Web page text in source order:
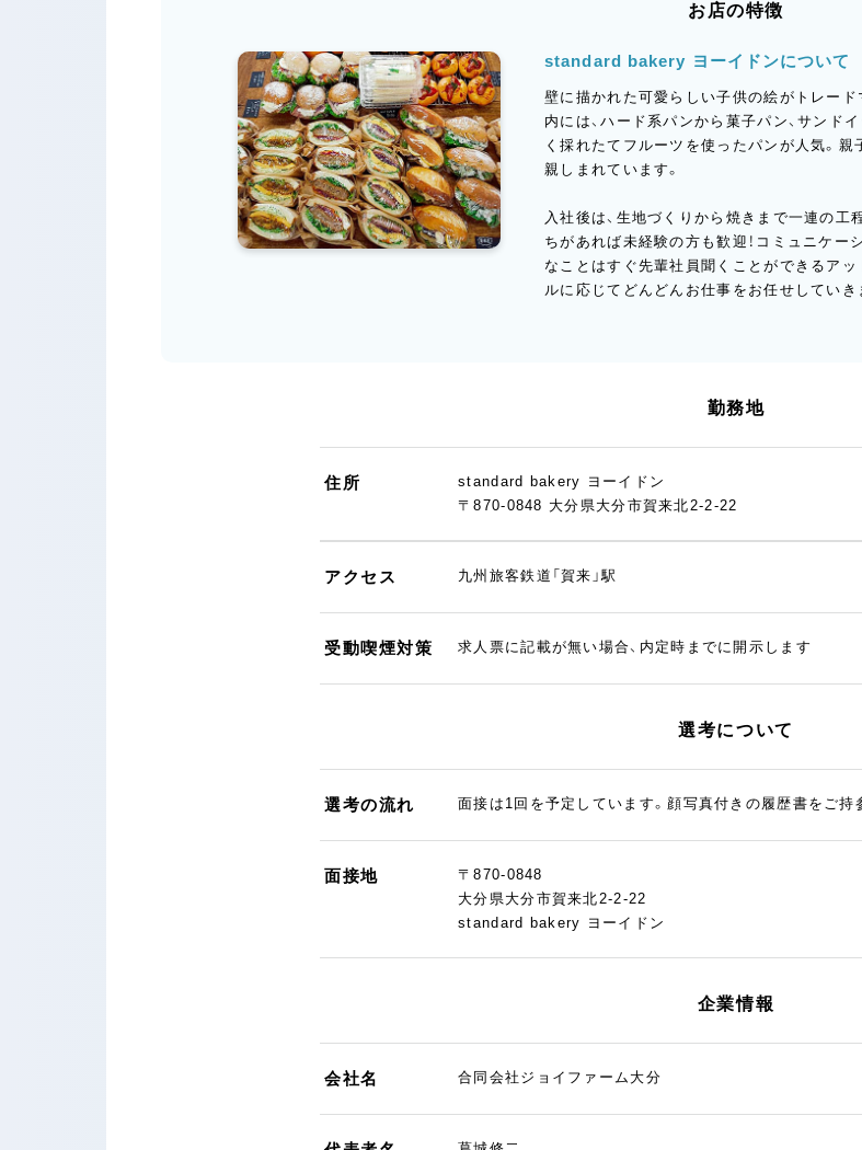
お店の特徴
standard bakery ヨーイドンについて
壁に描かれた可愛らしい子供の絵がトレー
内には、ハード系パンから菓子パン、サンド
く採れたてフルーツを使ったパンが人気。
親しまれています。
入社後は、生地づくりから焼きまで一連の工
ちがあれば未経験の方も歓迎！コミュニケー
なことはすぐ先輩社員聞くことができるア
ルに応じてどんどんお仕事をお任せしていき
勤務地
住所
standard bakery ヨーイドン
〒870-0848 大分県大分市賀来北2-2-22
アクセス 九州旅客鉄道「賀来」駅
受動喫煙対策 求人票に記載が無い場合、内定時までに開示します
選考について
選考の流れ 面接は1回を予定しています。顔写真付きの履歴書をご持
面接地
〒870-0848
大分県大分市賀来北2-2-22
standard bakery ヨーイドン
企業情報
会社名 合同会社ジョイファーム大分